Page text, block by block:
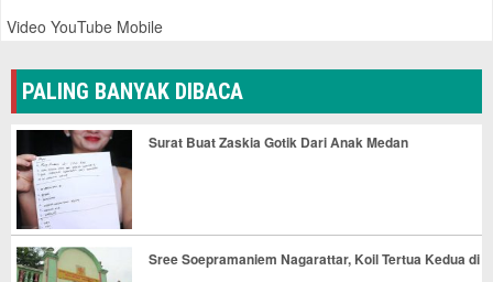
Video YouTube Mobile
PALING BANYAK DIBACA
Surat Buat Zaskia Gotik Dari Anak Medan
Sree Soepramaniem Nagarattar, Koil Tertua Kedua di